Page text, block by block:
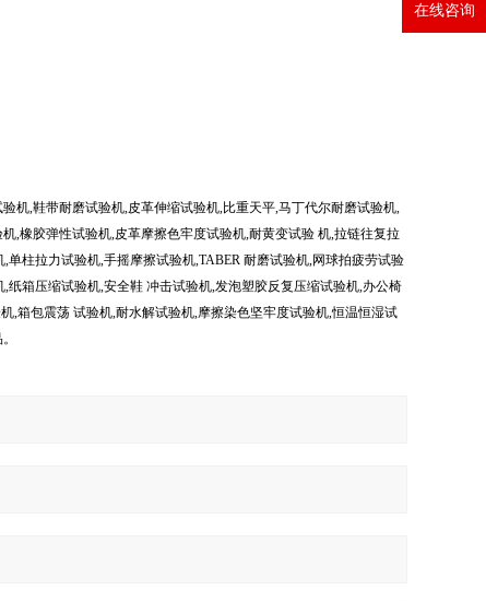
机,鞋带耐磨试验机,皮革伸缩试验机,比重天平,马丁代尔耐磨试验机,
,橡胶弹性试验机,皮革摩擦色牢度试验机,耐黄变试验 机,拉链往复拉
柱拉力试验机,手摇摩擦试验机,TABER 耐磨试验机,网球拍疲劳试验
箱压缩试验机,安全鞋 冲击试验机,发泡塑胶反复压缩试验机,办公椅
,箱包震荡 试验机,耐水解试验机,摩擦染色坚牢度试验机,恒温恒湿试
在线咨询